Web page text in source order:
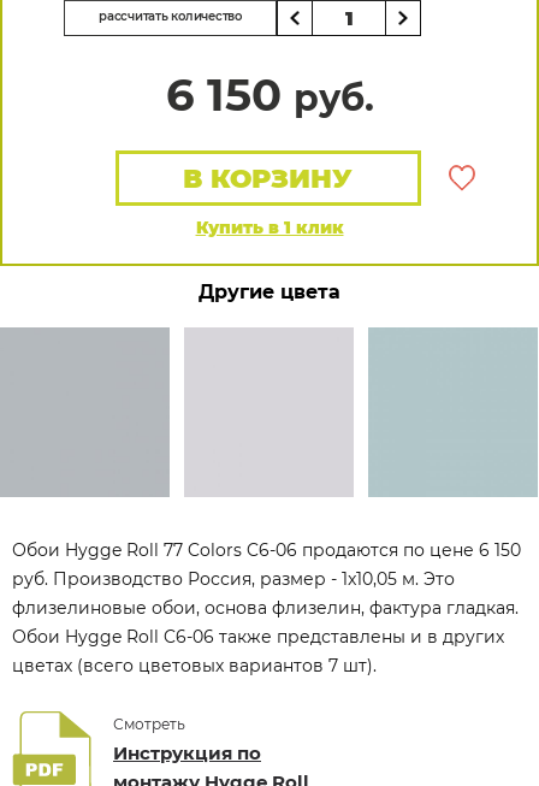
рассчитать количество
6 150 руб.
Купить в 1 клик
В КОРЗИНУ
Другие цвета
Обои Hygge Roll 77 Colors C6-06 продаются по цене 6 150
руб. Производство Россия, размер - 1x10,05 м. Это
флизелиновые обои, основа флизелин, фактура гладкая.
Обои Hygge Roll C6-06 также представлены и в других
цветах (всего цветовых вариантов 7 шт).
Смотреть
Инструкция по